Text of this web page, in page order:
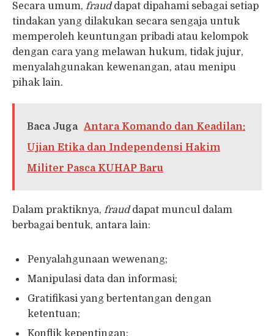
Secara umum, frauddapat dipahami sebagai setiap
tindakan yang dilakukan secara sengaja untuk
memperoleh keuntungan pribadi atau kelompok
dengan cara yang melawan hukum, tidak jujur,
menyalahgunakan kewenangan, atau menipu
pihak lain.
Baca Juga Antara Komando dan Keadilan:
Ujian Etika dan Independensi Hakim
Militer Pasca KUHAP Baru
Dalam praktiknya, frauddapat muncul dalam
berbagai bentuk, antara lain:
Penyalahgunaan wewenang;
Manipulasi data dan informasi;
Gratifikasi yang bertentangan dengan
ketentuan;
Konflik kepentingan;